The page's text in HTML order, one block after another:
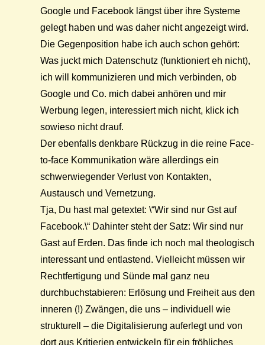
Google und Facebook längst über ihre Systeme
gelegt haben und was daher nicht angezeigt wird.
Die Gegenposition habe ich auch schon gehört:
Was juckt mich Datenschutz (funktioniert eh nicht),
ich will kommunizieren und mich verbinden, ob
Google und Co. mich dabei anhören und mir
Werbung legen, interessiert mich nicht, klick ich
sowieso nicht drauf.
Der ebenfalls denkbare Rückzug in die reine Face-
to-face Kommunikation wäre allerdings ein
schwerwiegender Verlust von Kontakten,
Austausch und Vernetzung.
Tja, Du hast mal getextet: \“Wir sind nur Gst auf
Facebook.\“ Dahinter steht der Satz: Wir sind nur
Gast auf Erden. Das finde ich noch mal theologisch
interessant und entlastend. Vielleicht müssen wir
Rechtfertigung und Sünde mal ganz neu
durchbuchstabieren: Erlösung und Freiheit aus den
inneren (!) Zwängen, die uns – individuell wie
strukturell – die Digitalisierung auferlegt und von
dort aus Kritierien entwickeln für ein fröhliches